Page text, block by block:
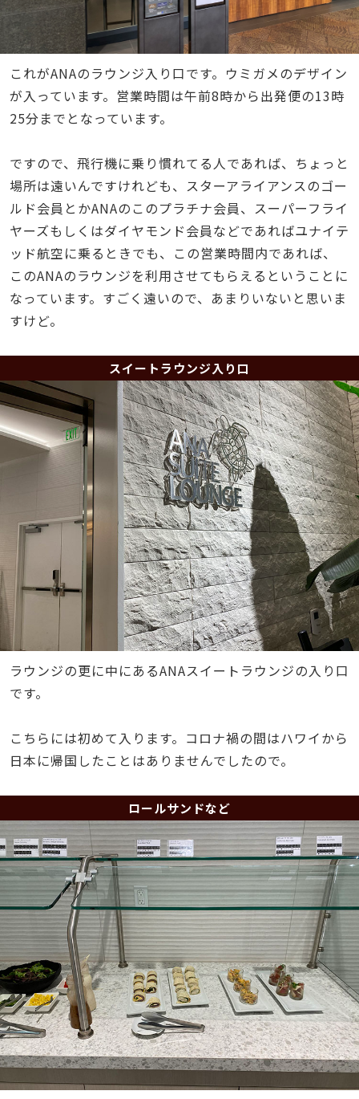
これがANAのラウンジ入り口です。ウミガメのデザイン
が入っています。営業時間は午前8時から出発便の13時
25分までとなっています。
ですので、飛行機に乗り慣れてる人であれば、ちょっと
場所は遠いんですけれども、スターアライアンスのゴー
ルド会員とかANAのこのプラチナ会員、スーパーフライ
ヤーズもしくはダイヤモンド会員などであればユナイテ
ッド航空に乗るときでも、この営業時間内であれば、
このANAのラウンジを利用させてもらえるということに
なっています。すごく遠いので、あまりいないと思いま
すけど。
スイートラウンジ入り口
ラウンジの更に中にあるANAスイートラウンジの入り口
です。
こちらには初めて入ります。コロナ禍の間はハワイから
日本に帰国したことはありませんでしたので。
ロールサンドなど